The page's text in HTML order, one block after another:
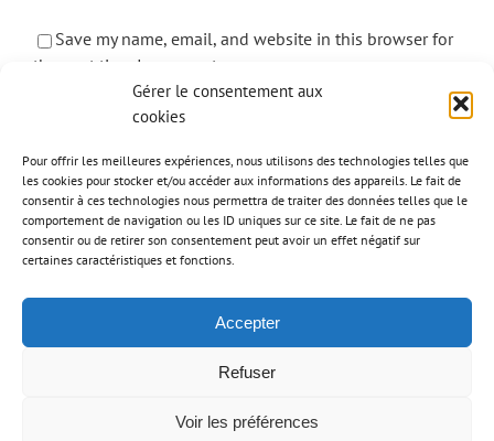
Gérer le consentement aux
cookies
Pour offrir les meilleures expériences, nous utilisons des technologies telles que
les cookies pour stocker et/ou accéder aux informations des appareils. Le fait de
consentir à ces technologies nous permettra de traiter des données telles que le
comportement de navigation ou les ID uniques sur ce site. Le fait de ne pas
consentir ou de retirer son consentement peut avoir un effet négatif sur
certaines caractéristiques et fonctions.
Accepter
Refuser
Voir les préférences
Save my name, email, and website in this browser for
the next time I comment.
© MJ Home 2020 | Conception :Adigone - Création de site internet à Lyon